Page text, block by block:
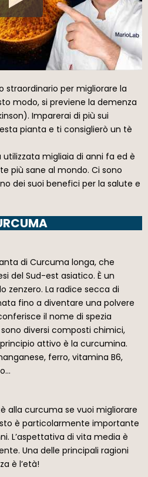
straordinario per migliorare la
modo, si previene la demenza
Imparerai di più sui
pianta e ti consiglierò un tè
migliaia di anni fa ed è
più sane al mondo. Ci sono
dei suoi benefici per la salute e
di Curcuma longa, che
del Sud-est asiatico. È un
zenzero. La radice secca di
fino a diventare una polvere
il nome di spezia
diversi composti chimici,
attivo è la curcumina.
ferro, vitamina B6,
alla curcuma se vuoi migliorare
è particolarmente importante
L’aspettativa di vita media è
Una delle principali ragioni
è l’età!